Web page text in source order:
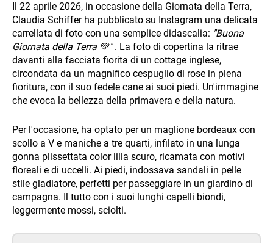
Il 22 aprile 2026, in occasione della Giornata della Terra,
Claudia Schiffer ha pubblicato su Instagram una delicata
carrellata di foto con una semplice didascalia: "Buona
Giornata della Terra 💚". La foto di copertina la ritrae
davanti alla facciata fiorita di un cottage inglese,
circondata da un magnifico cespuglio di rose in piena
fioritura, con il suo fedele cane ai suoi piedi. Un'immagine
che evoca la bellezza della primavera e della natura.
Per l'occasione, ha optato per un maglione bordeaux con
scollo a V e maniche a tre quarti, infilato in una lunga
gonna plissettata color lilla scuro, ricamata con motivi
floreali e di uccelli. Ai piedi, indossava sandali in pelle
stile gladiatore, perfetti per passeggiare in un giardino di
campagna. Il tutto con i suoi lunghi capelli biondi,
leggermente mossi, sciolti.